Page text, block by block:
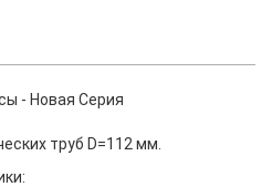
- Новая Серия
труб D=112 мм.